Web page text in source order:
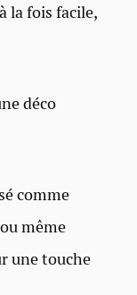
la fois facile,
déco
comme
même
une touche